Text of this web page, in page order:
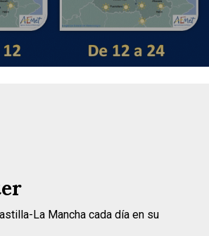
La Mancha cada día en su